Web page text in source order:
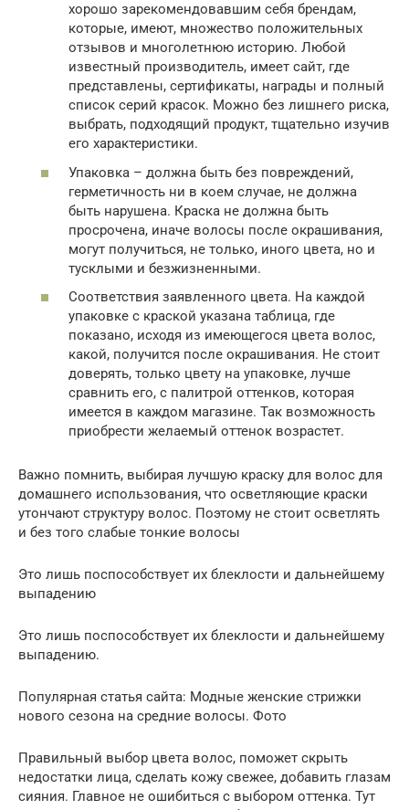
хорошо зарекомендовавшим себя брендам,
которые, имеют, множество положительных
отзывов и многолетнюю историю. Любой
известный производитель, имеет сайт, где
представлены, сертификаты, награды и полный
список серий красок. Можно без лишнего риска,
выбрать, подходящий продукт, тщательно изучив
его характеристики.
Упаковка – должна быть без повреждений,
герметичность ни в коем случае, не должна
быть нарушена. Краска не должна быть
просрочена, иначе волосы после окрашивания,
могут получиться, не только, иного цвета, но и
тусклыми и безжизненными.
Соответствия заявленного цвета. На каждой
упаковке с краской указана таблица, где
показано, исходя из имеющегося цвета волос,
какой, получится после окрашивания. Не стоит
доверять, только цвету на упаковке, лучше
сравнить его, с палитрой оттенков, которая
имеется в каждом магазине. Так возможность
приобрести желаемый оттенок возрастет.
Важно помнить, выбирая лучшую краску для волос для
домашнего использования, что осветляющие краски
утончают структуру волос. Поэтому не стоит осветлять
и без того слабые тонкие волосы
Это лишь поспособствует их блеклости и дальнейшему
выпадению
Это лишь поспособствует их блеклости и дальнейшему
выпадению.
Популярная статья сайта: Модные женские стрижки
нового сезона на средние волосы. Фото
Правильный выбор цвета волос, поможет скрыть
недостатки лица, сделать кожу свежее, добавить глазам
сияния. Главное не ошибиться с выбором оттенка. Тут